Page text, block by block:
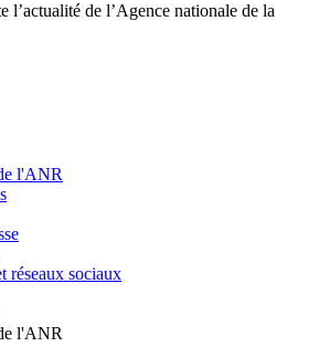
l’actualité de l’Agence nationale de la
l'ANR
réseaux sociaux
l'ANR